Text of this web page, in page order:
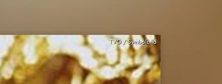
TVO / Symbolbild